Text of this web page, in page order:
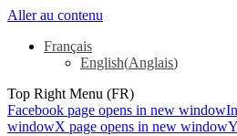
Aller au contenu
Français
English(Anglais)
Top Right Menu (FR)
Facebook page opens in new window
windowX page opens in new window